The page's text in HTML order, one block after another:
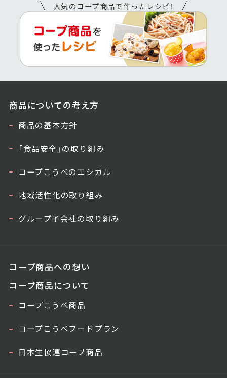
人気のコープ商品で作ったレシピ！
商品についての考え方
商品の基本方針
「食品安全」の取り組み
コープこうべのエシカル
地域活性化の取り組み
グループ子会社の取り組み
コープ商品への想い
コープ商品について
コープこうべ商品
コープこうべフードプラン
日本生協連コープ商品